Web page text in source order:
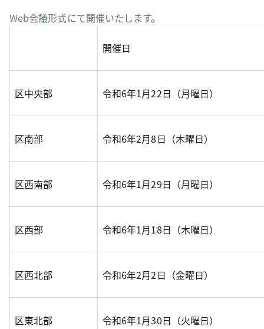
Web会議形式にて開催いたします。
開催日
区中央部 令和6年1月22日（月曜日）
区南部 令和6年2月8日（木曜日）
区西南部 令和6年1月29日（月曜日）
区西部 令和6年1月18日（木曜日）
区西北部 令和6年2月2日（金曜日）
区東北部 令和6年1月30日（火曜日）